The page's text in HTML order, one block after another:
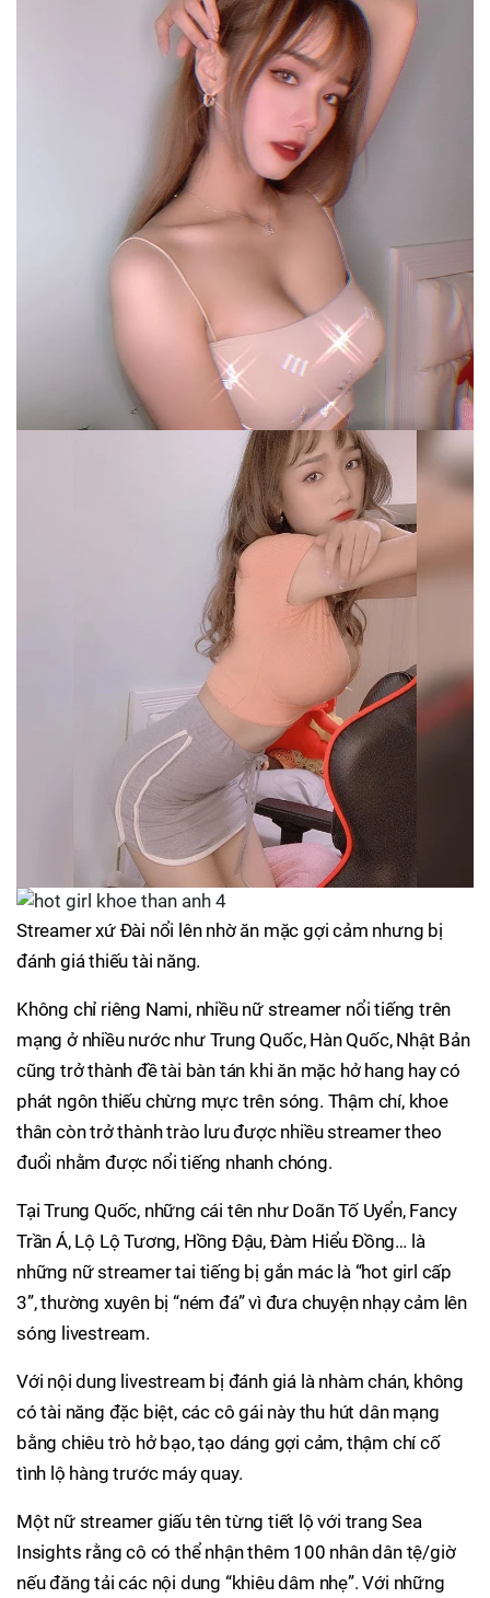
Streamer xứ Đài nổi lên nhờ ăn mặc gợi cảm nhưng bị
đánh giá thiếu tài năng.
Không chỉ riêng Nami, nhiều nữ streamer nổi tiếng trên
mạng ở nhiều nước như Trung Quốc, Hàn Quốc, Nhật Bản
cũng trở thành đề tài bàn tán khi ăn mặc hở hang hay có
phát ngôn thiếu chừng mực trên sóng. Thậm chí, khoe
thân còn trở thành trào lưu được nhiều streamer theo
đuổi nhằm được nổi tiếng nhanh chóng.
Tại Trung Quốc, những cái tên như Doãn Tố Uyển, Fancy
Trần Á, Lộ Lộ Tương, Hồng Đậu, Đàm Hiểu Đồng… là
những nữ streamer tai tiếng bị gắn mác là “hot girl cấp
3”, thường xuyên bị “ném đá” vì đưa chuyện nhạy cảm lên
sóng livestream.
Với nội dung livestream bị đánh giá là nhàm chán, không
có tài năng đặc biệt, các cô gái này thu hút dân mạng
bằng chiêu trò hở bạo, tạo dáng gợi cảm, thậm chí cố
tình lộ hàng trước máy quay.
Một nữ streamer giấu tên từng tiết lộ với trang Sea
Insights rằng cô có thể nhận thêm 100 nhân dân tệ/giờ
nếu đăng tải các nội dung “khiêu dâm nhẹ”. Với những